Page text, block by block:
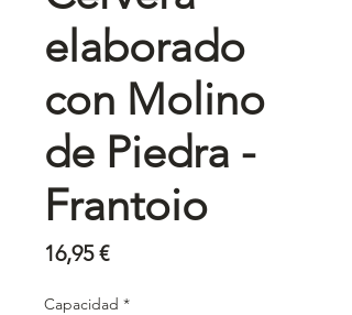
elaborado
con Molino
de Piedra -
Frantoio
16,95 €Precio
Capacidad *